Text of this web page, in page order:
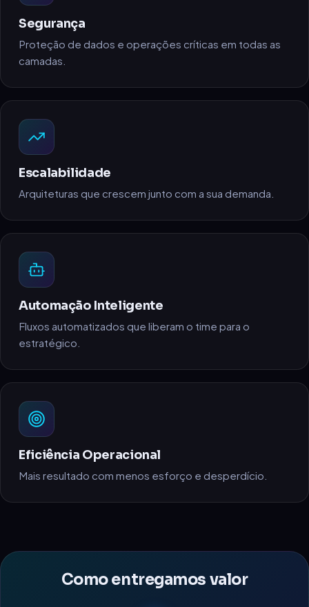
Segurança
Proteção de dados e operações críticas em todas as
camadas.
Escalabilidade
Arquiteturas que crescem junto com a sua demanda.
Automação Inteligente
Fluxos automatizados que liberam o time para o
estratégico.
Eficiência Operacional
Mais resultado com menos esforço e desperdício.
Como entregamos valor